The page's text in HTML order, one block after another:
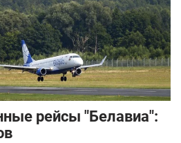
рейсы "Белавиа":